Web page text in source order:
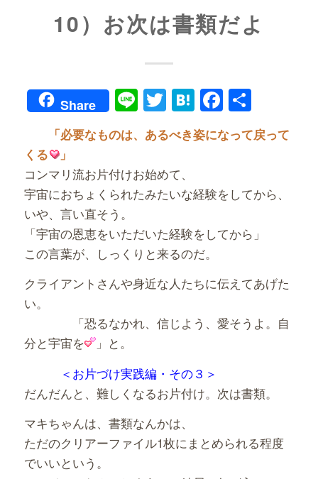
10）お次は書類だよ
Share LineTwitter
Hatena共
有
「必要なものは、あるべき姿になって戻って
くる
」
コンマリ流お片付けお始めて、
宇宙におちょくられたみたいな経験をしてから、
いや、言い直そう。
「宇宙の恩恵をいただいた経験をしてから」
この言葉が、しっくりと来るのだ。
クライアントさんや身近な人たちに伝えてあげた
い。
「恐るなかれ、信じよう、愛そうよ。自
分と宇宙を
」と。
＜お片づけ実践編・その３＞
だんだんと、難しくなるお片付け。次は書類。
マキちゃんは、書類なんかは、
ただのクリアーファイル1枚にまとめられる程度
でいいという。